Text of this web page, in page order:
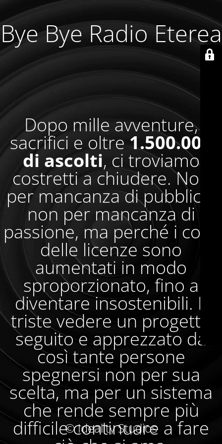
Bye Bye Radio Eterea
Dopo mille avventure,
sacrifici e oltre1.500.000
di ascolti, ci troviamo
costretti a chiudere. Non
per mancanza di pubblico,
non per mancanza di
passione, ma perché i costi
delle licenze sono
aumentati in modo
sproporzionato, fino a
diventare insostenibili. È
triste vedere un progetto
seguito e apprezzato da
così tante persone
spegnersi non per sua
scelta, ma per un sistema
che rende sempre più
difficile continuare a fare
© Ideality Studios